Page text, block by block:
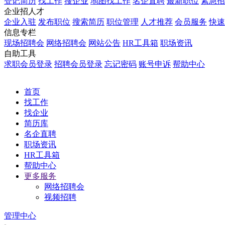
企业招人才
企业入驻 发布职位 搜索简历 职位管理 人才推荐 会员服务 快
信息专栏
现场招聘会 网络招聘会 网站公告 HR工具箱 职场资讯
自助工具
求职会员登录 招聘会员登录 忘记密码 账号申诉 帮助中心
首页
找工作
找企业
简历库
名企直聘
职场资讯
HR工具箱
帮助中心
更多服务
网络招聘会
视频招聘
管理中心